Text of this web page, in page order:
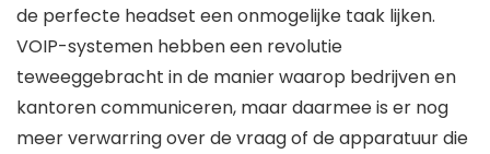
de perfecte headset een onmogelijke taak lijken.
VOIP-systemen hebben een revolutie
teweeggebracht in de manier waarop bedrijven en
kantoren communiceren, maar daarmee is er nog
meer verwarring over de vraag of de apparatuur die